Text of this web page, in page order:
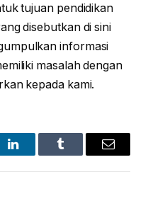
tujuan pendidikan
disebutkan di sini
informasi
masalah dengan
kepada kami.
LinkedInTumblr Email